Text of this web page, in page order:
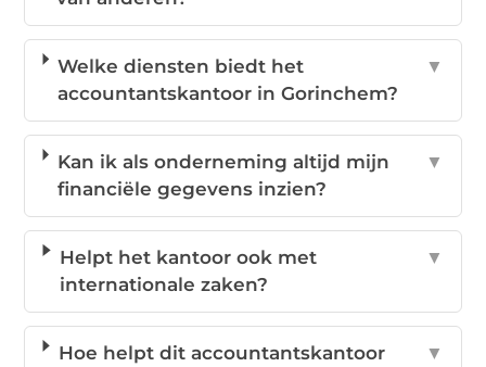
Welke diensten biedt het
accountantskantoor in Gorinchem?
▼
Kan ik als onderneming altijd mijn
financiële gegevens inzien?
▼
Helpt het kantoor ook met
internationale zaken?
▼
Hoe helpt dit accountantskantoor
▼